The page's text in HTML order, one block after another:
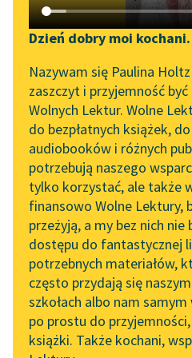
Katalog DAISY
Podkasty o książkach
Aktualności
„Prokurator Alicja Horn”
do słuchania
Byliśmy częścią AI Impact
Lab
Zapraszamy na spotkanie
online z tłumaczkami
literatury skandynawskiej
Spotkanie z Katarzyną
Tunkiel w Oslo
102. lata temu zmarł
Joseph Conrad
Dzień dobry moi kochani.
Nazywam się Paulina
zaszczyt i przyjemność
Wolnych Lektur. Wolne
do bezpłatnych książek,
audiobooków i różnych
potrzebują naszego
tylko korzystać, ale także
finansowo Wolne Lektury,
przeżyją, a my bez nich
dostępu do fantastycznej
potrzebnych materiałów,
często przydają się
szkołach albo nam samym
po prostu do
książki. Także kochani,
Sortuj:
Twórczość Józef